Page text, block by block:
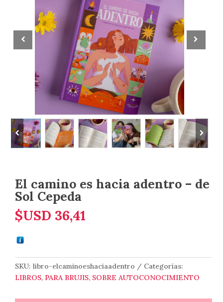
El camino es hacia adentro – de
Sol Cepeda
$USD 36,41
SKU:libro-elcaminoeshaciaadentro
Categorías:
LIBROS, PARA BRUJIS, SOBRE AUTOCONOCIMIENTO